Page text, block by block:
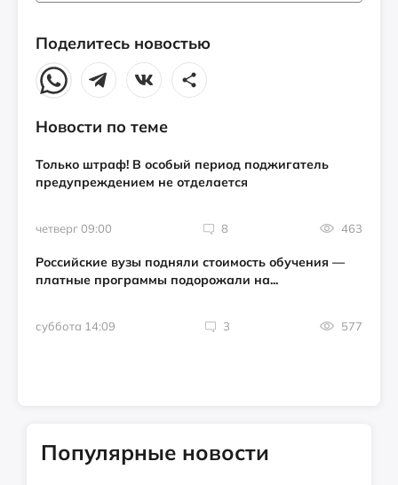
Поделитесь новостью
Новости по теме
Только штраф! В особый период поджигатель
предупреждением не отделается
четверг 09:00 8 463
Российские вузы подняли стоимость обучения —
платные программы подорожали на...
суббота 14:09 3 577
Популярные новости